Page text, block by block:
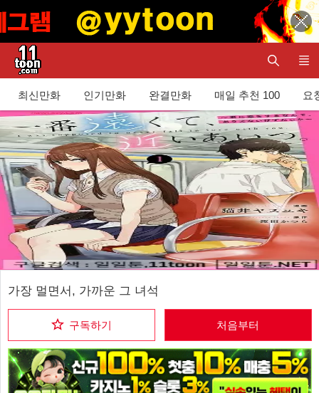
최신만화 인기만화 완결만화 매일 추천 100 요
가장 멀면서, 가까운 그 녀석
구독하기 처음부터